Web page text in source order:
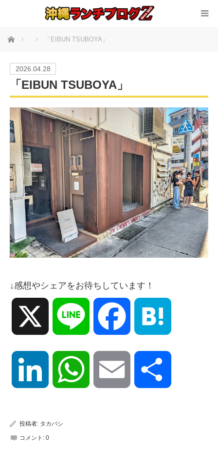
ホーム 「EIBUN TSUBOYA」
2026.04.28
「EIBUN TSUBOYA」
↓感想やシェアをお待ちしています！
Line Facebook
LinkedIn WhatsApp Email
投稿者: タカバシ
コメント: 0